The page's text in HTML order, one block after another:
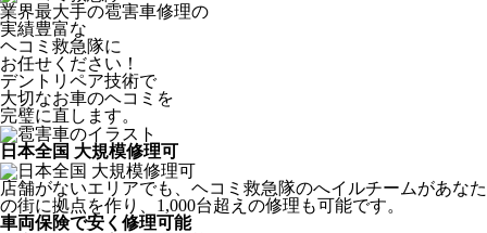
業界最大手の雹害車修理の
実績豊富な
ヘコミ救急隊に
お任せください！
デントリペア技術で
大切なお車のヘコミを
完璧に直します。
日本全国 大規模修理可
店舗がないエリアでも、ヘコミ救急隊のへイルチームがあなた
の街に拠点を作り、1,000台超えの修理も可能です。
車両保険で安く修理可能